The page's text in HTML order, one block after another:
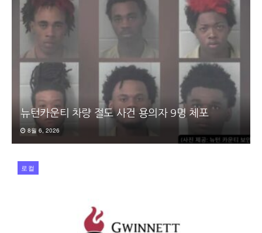
뉴턴카운티 차량 절도 사건 용의자 9명 체포
8월 6, 2026
로컬